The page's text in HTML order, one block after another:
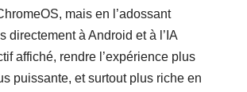
mais en l’adossant
directement à Android et à l’IA
affiché, rendre l’expérience plus
puissante, et surtout plus riche en